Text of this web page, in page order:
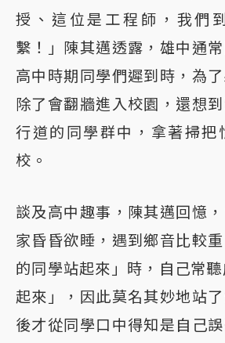
授、這位是工程師，我們
繫！」陳其邁透露，雄中通常
高中時期同學們遲到時，為了
除了會翻牆進入校園，還想
行道的同學群中，拿著掃把
校。
談及高中趣事，陳其邁回憶
家昏昏欲睡，遇到鄉音比較
的同學站起來」時，自己常
起來」，因此莫名其妙地站
後才從同學口中得知是自己